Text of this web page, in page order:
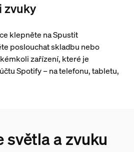
zvuky
klepněte na Spustit
poslouchat skladbu nebo
zařízení, které je
Spotify – na telefonu, tabletu,
světla a zvuku